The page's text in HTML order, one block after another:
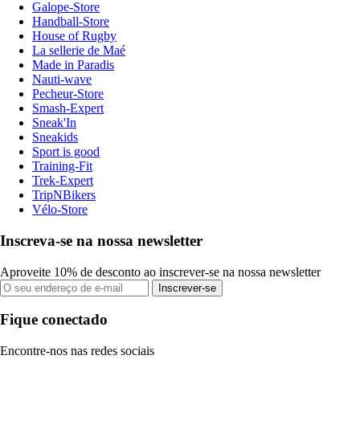
Galope-Store
Handball-Store
House of Rugby
La sellerie de Maé
Made in Paradis
Nauti-wave
Pecheur-Store
Smash-Expert
Sneak'In
Sneakids
Sport is good
Training-Fit
Trek-Expert
TripNBikers
Vélo-Store
Inscreva-se na nossa newsletter
Aproveite 10% de desconto ao inscrever-se na nossa newsletter
Inscrever-se
Fique conectado
Encontre-nos nas redes sociais